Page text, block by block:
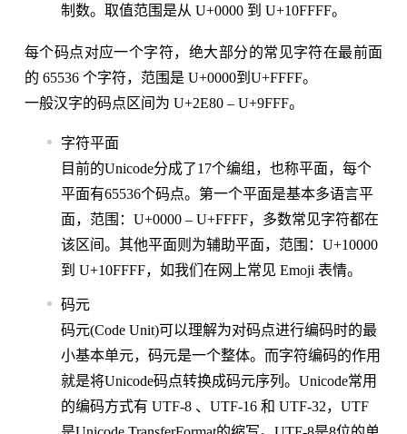
制数。取值范围是从 U+0000 到 U+10FFFF。
每个码点对应一个字符，绝大部分的常见字符在最前面
的 65536 个字符，范围是 U+0000到U+FFFF。
一般汉字的码点区间为 U+2E80 – U+9FFF。
字符平面
目前的Unicode分成了17个编组，也称平面，每个
平面有65536个码点。第一个平面是基本多语言平
面，范围：U+0000 – U+FFFF，多数常见字符都在
该区间。其他平面则为辅助平面，范围：U+10000
到 U+10FFFF，如我们在网上常见 Emoji 表情。
码元
码元(Code Unit)可以理解为对码点进行编码时的最
小基本单元，码元是一个整体。而字符编码的作用
就是将Unicode码点转换成码元序列。Unicode常用
的编码方式有 UTF-8 、UTF-16 和 UTF-32，UTF